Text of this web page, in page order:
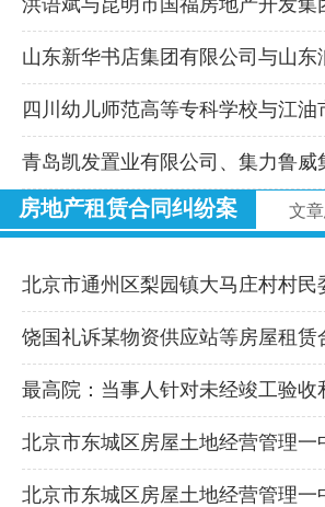
洪语斌与昆明市国福房地产开发
山东新华书店集团有限公司与山
四川幼儿师范高等专科学校与江
青岛凯发置业有限公司、集力鲁
房地产租赁合同纠纷案 文
北京市通州区梨园镇大马庄村村
饶国礼诉某物资供应站等房屋租赁
最高院：当事人针对未经竣工验
北京市东城区房屋土地经营管理
北京市东城区房屋土地经营管理